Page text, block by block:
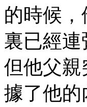
的時候
裏已經
但他父
據了他